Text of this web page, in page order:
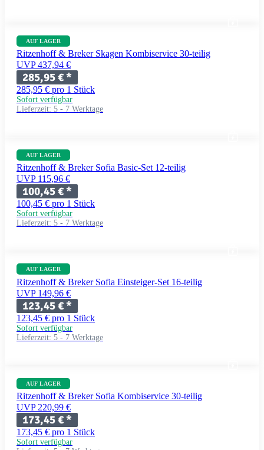
AUF LAGER
Ritzenhoff & Breker Skagen Kombiservice 30-teilig
UVP 437,94 €
285,95 €*
285,95 € pro 1 Stück
Sofort verfügbar
Lieferzeit: 5 - 7 Werktage
AUF LAGER
Ritzenhoff & Breker Sofia Basic-Set 12-teilig
UVP 115,96 €
100,45 €*
100,45 € pro 1 Stück
Sofort verfügbar
Lieferzeit: 5 - 7 Werktage
AUF LAGER
Ritzenhoff & Breker Sofia Einsteiger-Set 16-teilig
UVP 149,96 €
123,45 €*
123,45 € pro 1 Stück
Sofort verfügbar
Lieferzeit: 5 - 7 Werktage
AUF LAGER
Ritzenhoff & Breker Sofia Kombiservice 30-teilig
UVP 220,99 €
173,45 €*
173,45 € pro 1 Stück
Sofort verfügbar